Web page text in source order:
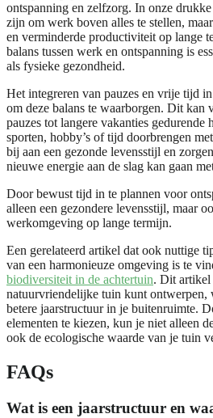
ontspanning en zelfzorg. In onze
zijn om werk boven alles te stellen,
en verminderde productiviteit op lange
balans tussen werk en ontspanning is
als fysieke gezondheid.
Het integreren van pauzes en vrije tijd
om deze balans te waarborgen. Dit kan
pauzes tot langere vakanties gedurende
sporten, hobby’s of tijd doorbrengen
bij aan een gezonde levensstijl en
nieuwe energie aan de slag kan gaan
Door bewust tijd in te plannen voor
alleen een gezondere levensstijl, maar
werkomgeving op lange termijn.
Een gerelateerd artikel dat ook nuttige
van een harmonieuze omgeving is te
biodiversiteit in de achtertuin. Dit artikel
natuurvriendelijke tuin kunt ontwerpen,
betere jaarstructuur in je buitenruimte.
elementen te kiezen, kun je niet alleen
ook de ecologische waarde van je tuin
FAQs
Wat is een jaarstructuur en